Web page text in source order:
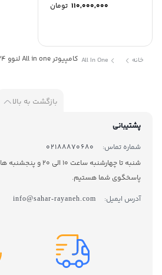
110,000,000 تومان
خانه All In One کامپیوتر All in one لنوو 24 اینچی مدل IdeaCentre A390 Intel Core i5 13420H 8GB RAM 512GB SSD
بازگشت به بالا
پشتیبانی
شماره تماس:
02188870680
پاسخگوی شما هستیم.
آدرس ایمیل:
info@sahar-rayaneh.com